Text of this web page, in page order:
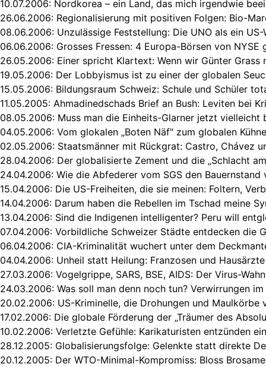
10.07.2006: Nordkorea – ein Land, das mich irgendwie
26.06.2006: Regionalisierung mit positiven Folgen: Bio-
08.06.2006: Unzulässige Feststellung: Die UNO als ein
06.06.2006: Grosses Fressen: 4 Europa-Börsen von NYSE
26.05.2006: Einer spricht Klartext: Wenn wir Günter Grass
19.05.2006: Der Lobbyismus ist zu einer der globalen
15.05.2006: Bildungsraum Schweiz: Schule und Schüler
11.05.2005: Ahmadinedschads Brief an Bush: Leviten bei
08.05.2006: Muss man die Einheits-Glarner jetzt vielleicht
04.05.2006: Vom glokalen „Boten Näf" zum globalen
02.05.2006: Staatsmänner mit Rückgrat: Castro, Chávez
28.04.2006: Der globalisierte Zement und die „Schlacht
24.04.2006: Wie die Abfederer vom SGS den Bauernstand
15.04.2006: Die US-Freiheiten, die sie meinen: Foltern,
14.04.2006: Darum haben die Rebellen im Tschad meine
13.04.2006: Sind die Indigenen intelligenter? Peru will
07.04.2006: Vorbildliche Schweizer Städte entdecken die
06.04.2006: CIA-Kriminalität wuchert unter dem
04.04.2006: Unheil statt Heilung: Franzosen und
27.03.2006: Vogelgrippe, SARS, BSE, AIDS: Der Virus-
24.03.2006: Was soll man denn noch tun? Verwirrungen
20.02.2006: US-Kriminelle, die Drohungen und Maulkörbe
17.02.2006: Die globale Förderung der „Träumer des
10.02.2006: Verletzte Gefühle: Karikaturisten entzünden
28.12.2005: Globalisierungsfolge: Gelenkte statt direkte
20.12.2005: Der WTO-Minimal-Kompromiss: Bloss